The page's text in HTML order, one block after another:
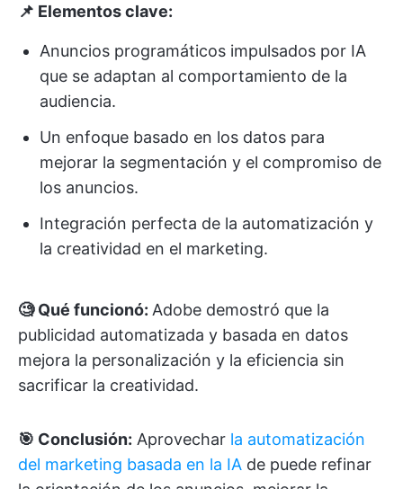
📌 Elementos clave:
Anuncios programáticos impulsados por IA
que se adaptan al comportamiento de la
audiencia.
Un enfoque basado en los datos para
mejorar la segmentación y el compromiso de
los anuncios.
Integración perfecta de la automatización y
la creatividad en el marketing.
🧐 Qué funcionó: Adobe demostró que la
publicidad automatizada y basada en datos
mejora la personalización y la eficiencia sin
sacrificar la creatividad.
🎯 Conclusión: Aprovechar la automatización
del marketing basada en la IA de puede refinar